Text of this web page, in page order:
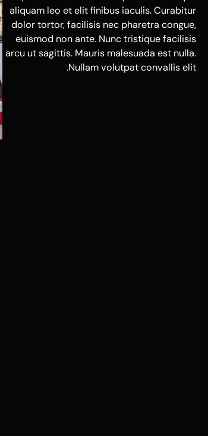
aliquam leo et elit finibus iaculis. Curabitur
dolor tortor, facilisis nec pharetra congue,
euismod non ante. Nunc tristique facilisis
arcu ut sagittis. Mauris malesuada est nulla.
Nullam volutpat convallis elit.